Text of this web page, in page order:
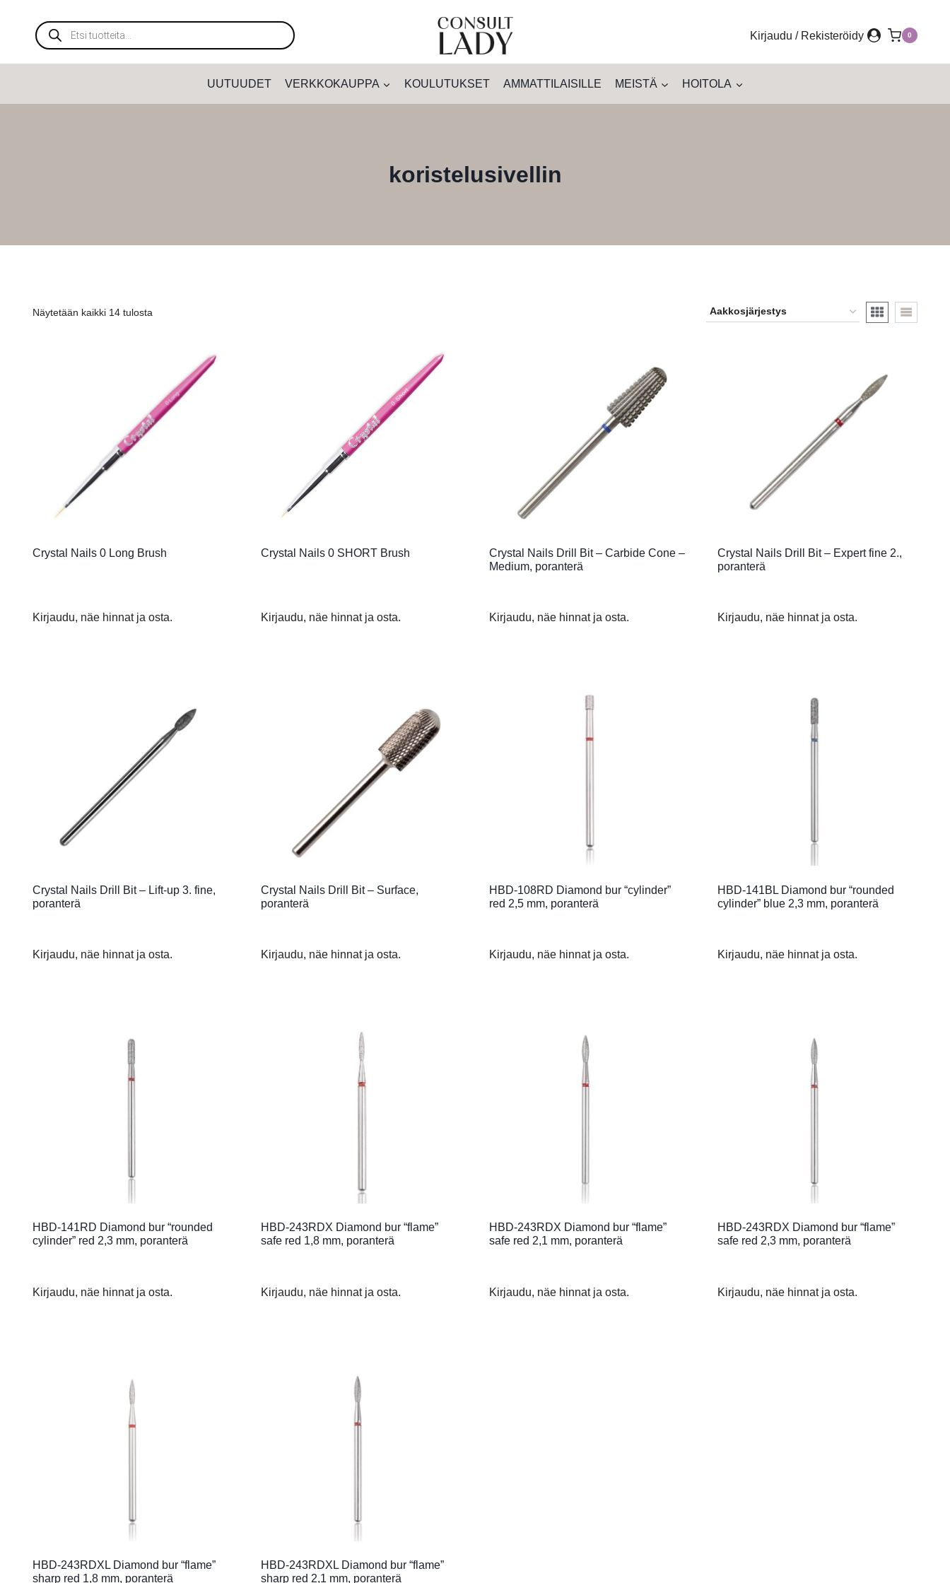
sisältöönProducts
search
Kirjaudu / Rekisteröidy 0
UUTUUDET VERKKOKAUPPA KOULUTUKSET AMMATTILAISILLE MEISTÄ HOITOLA
koristelusivellin
Näytetään kaikki 14 tulosta
Crystal Nails 0 Long Brush
Kirjaudu, näe hinnat ja osta.
Crystal Nails 0 SHORT Brush
Kirjaudu, näe hinnat ja osta.
Crystal Nails Drill Bit – Carbide Cone –
Medium, poranterä
Kirjaudu, näe hinnat ja osta.
Crystal Nails Drill Bit – Expert fine 2.,
poranterä
Kirjaudu, näe hinnat ja osta.
Crystal Nails Drill Bit – Lift-up 3. fine,
poranterä
Kirjaudu, näe hinnat ja osta.
Crystal Nails Drill Bit – Surface,
poranterä
Kirjaudu, näe hinnat ja osta.
HBD-108RD Diamond bur “cylinder”
red 2,5 mm, poranterä
Kirjaudu, näe hinnat ja osta.
HBD-141BL Diamond bur “rounded
cylinder” blue 2,3 mm, poranterä
Kirjaudu, näe hinnat ja osta.
HBD-141RD Diamond bur “rounded
cylinder” red 2,3 mm, poranterä
Kirjaudu, näe hinnat ja osta.
HBD-243RDX Diamond bur “flame”
safe red 1,8 mm, poranterä
Kirjaudu, näe hinnat ja osta.
HBD-243RDX Diamond bur “flame”
safe red 2,1 mm, poranterä
Kirjaudu, näe hinnat ja osta.
HBD-243RDX Diamond bur “flame”
safe red 2,3 mm, poranterä
Kirjaudu, näe hinnat ja osta.
HBD-243RDXL Diamond bur “flame”
sharp red 1,8 mm, poranterä
HBD-243RDXL Diamond bur “flame”
sharp red 2,1 mm, poranterä